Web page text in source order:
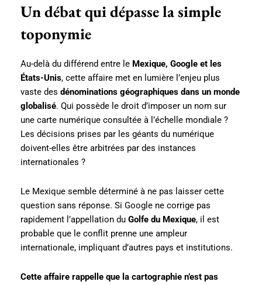
Un débat qui dépasse la simple
toponymie
Au-delà du différend entre le Mexique, Google et les
États-Unis, cette affaire met en lumière l’enjeu plus
vaste des dénominations géographiques dans un monde
globalisé. Qui possède le droit d’imposer un nom sur
une carte numérique consultée à l’échelle mondiale ?
Les décisions prises par les géants du numérique
doivent-elles être arbitrées par des instances
internationales ?
Le Mexique semble déterminé à ne pas laisser cette
question sans réponse. Si Google ne corrige pas
rapidement l’appellation du Golfe du Mexique, il est
probable que le conflit prenne une ampleur
internationale, impliquant d’autres pays et institutions.
Cette affaire rappelle que la cartographie n’est pas